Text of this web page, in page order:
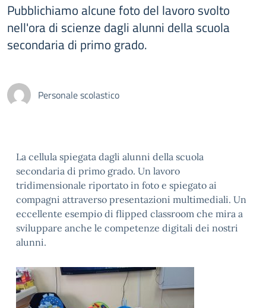
Pubblichiamo alcune foto del lavoro svolto
nell'ora di scienze dagli alunni della scuola
secondaria di primo grado.
Personale scolastico
La cellula spiegata dagli alunni della scuola
secondaria di primo grado. Un lavoro
tridimensionale riportato in foto e spiegato ai
compagni attraverso presentazioni multimediali. Un
eccellente esempio di flipped classroom che mira a
sviluppare anche le competenze digitali dei nostri
alunni.